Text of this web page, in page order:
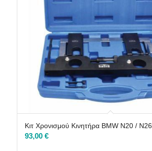
Κιτ Χρονισμού Κινητήρα BMW N20 / N26
93,00 €